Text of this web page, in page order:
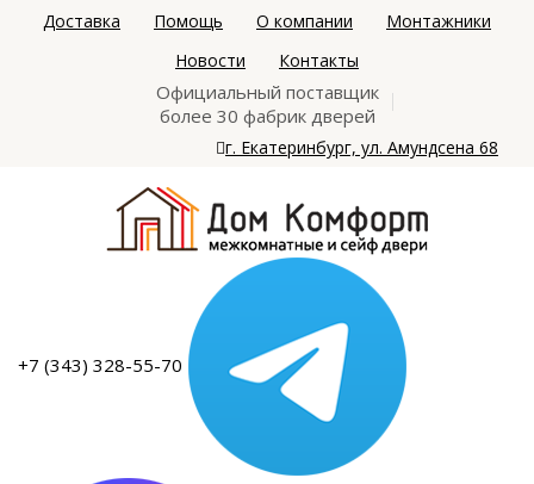
Доставка Помощь О компании
Монтажники
Новости
Контакты
Официальный поставщик
более 30 фабрик дверей
г. Екатеринбург, ул. Амундсена 68
+7 (343) 328-55-70